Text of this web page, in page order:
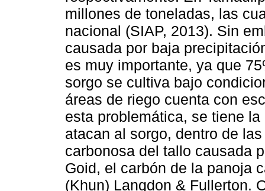
millones de toneladas, las
nacional (SIAP, 2013). Sin
causada por baja
es muy importante, ya que
sorgo se cultiva bajo
áreas de riego cuenta con
esta problemática, se tiene
atacan al sorgo, dentro de
carbonosa del tallo causada
Goid, el carbón de la panoja
(Khun) Langdon & Fullerton.